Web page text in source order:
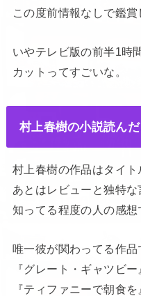
この度前情報なしで鑑賞
いやテレビ版の前半1時
カットってすごいな。
村上春樹の小説読ん
村上春樹の作品はタイト
あとはレビューと独特な
知ってる程度の人の感想
唯一彼が関わってる作品
『グレート・ギャツビー
『ティファニーで朝食を